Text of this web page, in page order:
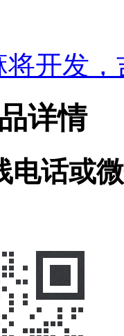
将开发
详情
电话或